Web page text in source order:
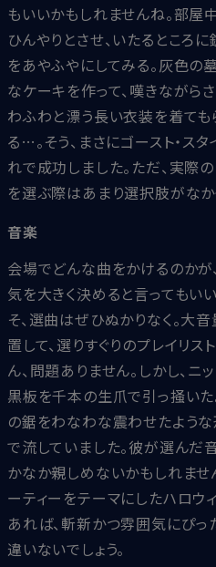
もいいかもしれませんね。部屋
ひんやりとさせ、いたるところ
をあやふやにしてみる。灰色の
なケーキを作って、嘆きながら
わふわと漂う長い衣装を着ても
る…。そう、まさにゴースト・ス
れで成功しました。ただ、実際
を選ぶ際はあまり選択肢がなか
音楽
会場でどんな曲をかけるのかが
気を大きく決めると言ってもい
そ、選曲はぜひぬかりなく。大
置して、選りすぐりのプレイリス
ん、問題ありません。しかし、ニ
黒板を千本の生爪で引っ掻いた
の鋸をわなわな震わせたよう
で流していました。彼が選んだ
かなか親しめないかもしれませ
ーティーをテーマにしたハロウ
あれば、斬新かつ雰囲気にぴっ
違いないでしょう。